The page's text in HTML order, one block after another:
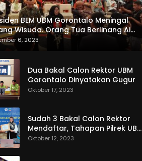
BEM UBM Gorontalo Meningal
Wisuda. Orang Tua Berlinang Air
Menerima SKL dan Pemasangan
6, 2023
Dua Bakal Calon Rektor UBM
Gorontalo Dinyatakan Gugur
Oktober 17, 2023
Sudah 3 Bakal Calon Rektor
Mendaftar, Tahapan Pilrek UBM
Gorontalo Makin Seru
Oktober 12, 2023